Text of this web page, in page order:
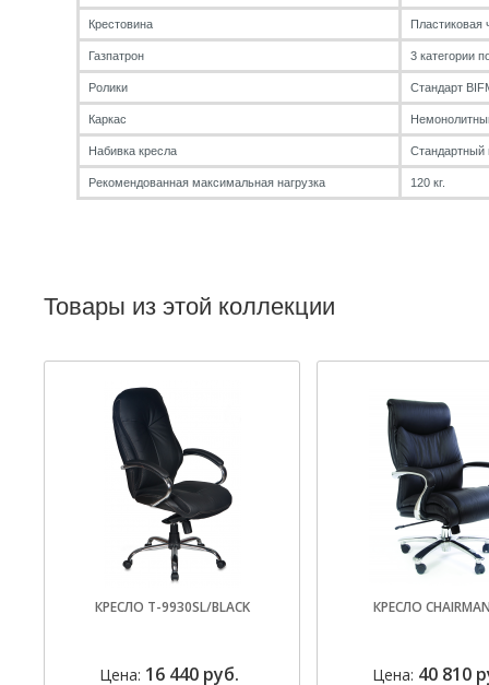
Крестовина Пластиковая
Газпатрон 3 категории
Ролики Стандарт
Каркас
Набивка кресла Стандартный
Рекомендованная максимальная нагрузка 120 кг.
Товары из этой коллекции
КРЕСЛО T-9930SL/BLACK
Цена: 16 440 руб.
КРЕСЛО
Цена: 40 810